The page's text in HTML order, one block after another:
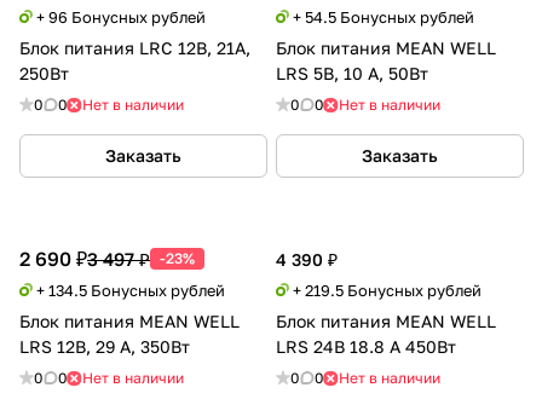
+ 96 Бонусных рублей
Блок питания LRC 12В, 21А,
250Вт
0 0 Нет в наличии
Заказать
+ 54.5 Бонусных рублей
Блок питания MEAN WELL
LRS 5В, 10 А, 50Вт
0 0 Нет в наличии
Заказать
2 690 ₽3 497 ₽ -23%
+ 134.5 Бонусных рублей
Блок питания MEAN WELL
LRS 12В, 29 А, 350Вт
0 0 Нет в наличии
4 390 ₽
+ 219.5 Бонусных рублей
Блок питания MEAN WELL
LRS 24В 18.8 А 450Вт
0 0 Нет в наличии